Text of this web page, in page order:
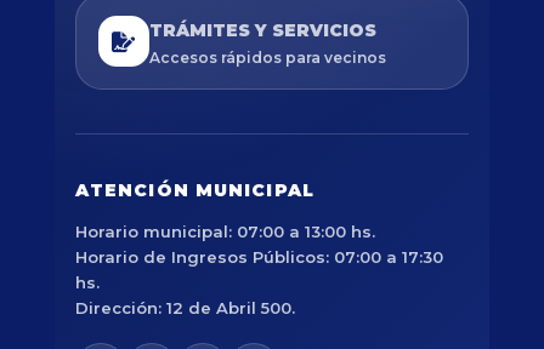
TRÁMITES Y SERVICIOS
Accesos rápidos para vecinos
ATENCIÓN MUNICIPAL
Horario municipal: 07:00 a 13:00 hs.
Horario de Ingresos Públicos: 07:00 a 17:30
hs.
Dirección: 12 de Abril 500.